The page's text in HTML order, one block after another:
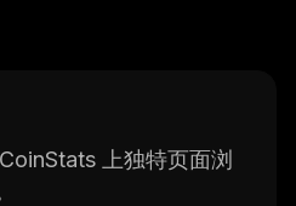
上独特页面浏